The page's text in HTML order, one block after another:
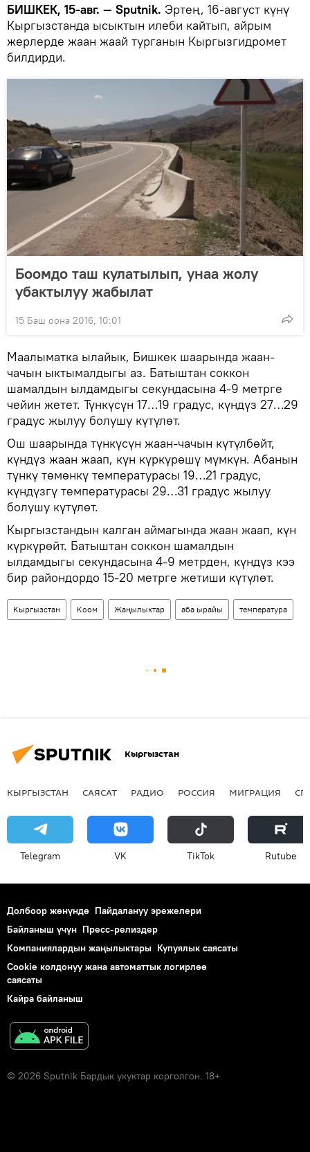
БИШКЕК, 15-авг. — Sputnik. Эртең, 16-август күнү
Кыргызстанда ысыктын илеби кайтып, айрым
жерлерде жаан жаай турганын Кыргызгидромет
билдирди.
Боомдо таш кулатылып, унаа жолу
убактылуу жабылат
15 Баш оона 2016, 10:01
Маалыматка ылайык, Бишкек шаарында жаан-
чачын ыктымалдыгы аз. Батыштан соккон
шамалдын ылдамдыгы секундасына 4-9 метрге
чейин жетет. Түнкүсүн 17…19 градус, күндүз 27…29
градус жылуу болушу күтүлөт.
Ош шаарында түнкүсүн жаан-чачын күтүлбөйт,
күндүз жаан жаап, күн күркүрөшү мүмкүн. Абанын
түнкү төмөнкү температурасы 19…21 градус,
күндүзгү температурасы 29…31 градус жылуу
болушу күтүлөт.
Кыргызстандын калган аймагында жаан жаап, күн
күркүрөйт. Батыштан соккон шамалдын
ылдамдыгы секундасына 4-9 метрден, күндүз кээ
бир райондордо 15-20 метрге жетиши күтүлөт.
Кыргызстан Коом Жаңылыктар аба ырайы температура
Кыргызстан
КЫРГЫЗСТАН САЯСАТ РАДИО РОССИЯ МИГРАЦИЯ
Telegram VK ТikТоk Rutube
Долбоор жөнүндө Пайдалануу эрежелери
Байланыш үчүн Пресс-релиздер
Компаниялардын жаңылыктары Купуялык саясаты
Cookie колдонуу жана автоматтык логирлөө
саясаты
Кайра байланыш
© 2026 Sputnik Бардык укуктар корголгон. 18+